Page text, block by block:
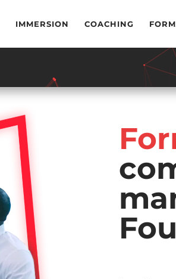
IMMERSION COACHING